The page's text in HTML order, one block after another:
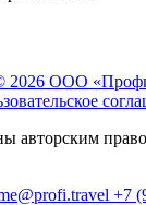
2026 ООО
авторским
+7